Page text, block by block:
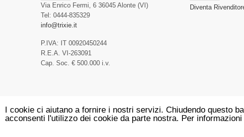
Via Enrico Fermi, 6 36045 Alonte (VI)
Tel: 0444-835329
info@trixie.it
P.IVA: IT 00920450244
R.E.A. VI-263091
Cap. Soc. € 500.000 i.v.
Diventa
I cookie ci aiutano a fornire i nostri servizi. Chiudendo questo
acconsenti l'utilizzo dei cookie da parte nostra. Per informazioni
Warning
: count(): Parameter must be an array or an object that implements Countable in /